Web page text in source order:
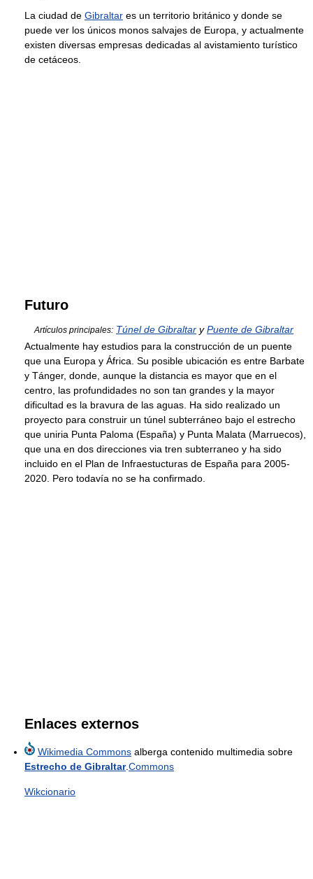
La ciudad de Gibraltar es un territorio británico y donde se
puede ver los únicos monos salvajes de Europa, y actualmente
existen diversas empresas dedicadas al avistamiento turístico
de cetáceos.
Futuro
Artículos principales: Túnel de Gibraltar yPuente de Gibraltar
Actualmente hay estudios para la construcción de un puente
que una Europa y África. Su posible ubicación es entre Barbate
y Tánger, donde, aunque la distancia es mayor que en el
centro, las profundidades no son tan grandes y la mayor
dificultad es la bravura de las aguas. Ha sido realizado un
proyecto para construir un túnel subterráneo bajo el estrecho
que uniria Punta Paloma (España) y Punta Malata (Marruecos),
que una en dos direcciones via tren subterraneo y ha sido
incluido en el Plan de Infraestucturas de España para 2005-
2020. Pero todavía no se ha confirmado.
Enlaces externos
Wikimedia Commons alberga contenido multimedia sobre
Estrecho de Gibraltar.Commons
Wikcionario